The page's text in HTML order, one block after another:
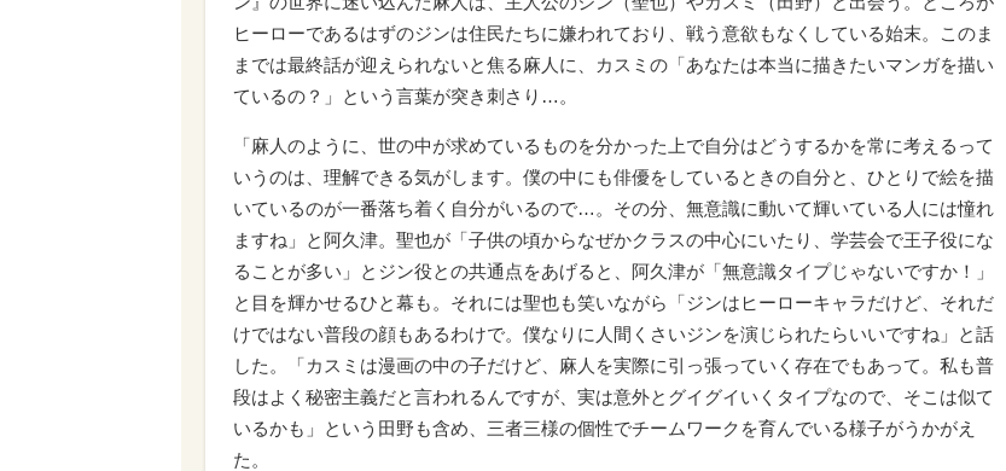
ヒーローであるはずのジンは住民たちに嫌われており、戦う意欲もなくしている始末。このま
までは最終話が迎えられないと焦る麻人に、カスミの「あなたは本当に描きたいマンガを描い
ているの？」という言葉が突き刺さり…。
「麻人のように、世の中が求めているものを分かった上で自分はどうするかを常に考えるって
いうのは、理解できる気がします。僕の中にも俳優をしているときの自分と、ひとりで絵を描
いているのが一番落ち着く自分がいるので…。その分、無意識に動いて輝いている人には憧れ
ますね」と阿久津。聖也が「子供の頃からなぜかクラスの中心にいたり、学芸会で王子役にな
ることが多い」とジン役との共通点をあげると、阿久津が「無意識タイプじゃないですか！」
と目を輝かせるひと幕も。それには聖也も笑いながら「ジンはヒーローキャラだけど、それだ
けではない普段の顔もあるわけで。僕なりに人間くさいジンを演じられたらいいですね」と話
した。「カスミは漫画の中の子だけど、麻人を実際に引っ張っていく存在でもあって。私も普
段はよく秘密主義だと言われるんですが、実は意外とグイグイいくタイプなので、そこは似て
いるかも」という田野も含め、三者三様の個性でチームワークを育んでいる様子がうかがえ
た。